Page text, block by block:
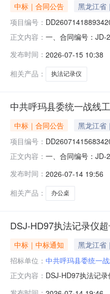
中标｜合同公告 黑龙江省
项目编号：
正文内容： 一、合同编号：JD-
13945759093供应
发布时间： 2026-07-15 10:38
相关产品：
执法记录仪
中共呼玛县委统一战线
中标｜合同公告 黑龙江省
项目编号：
正文内容： 一、合同编号：JD-
呼玛县安悦小区2号
发布时间： 2026-07-14 19:56
相关产品：
办公桌
DSJ-HD97执法记录仪
中标｜中标通知 黑龙江省
招标单位： 中共呼玛县委统一
正文内容： DSJ-HD97执法记